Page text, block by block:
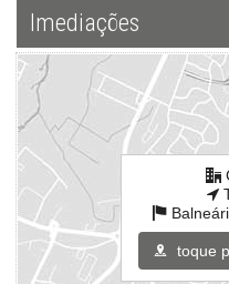
Imediações
toque